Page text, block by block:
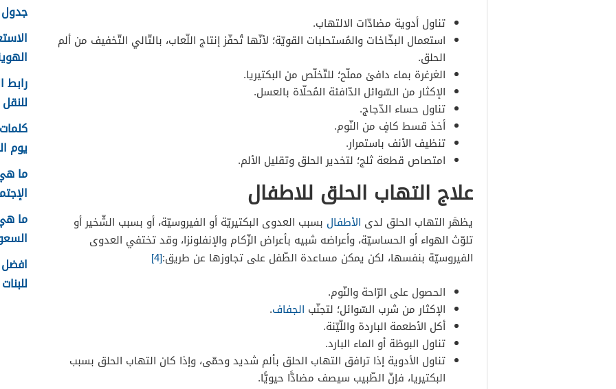
تناول أدوية مضادّات الالتهاب.
استعمال البخّاخات والمُستحلبات القويّة؛ لأنّها تُحفّز إنتاج اللّعاب، بالتّالي التّخفيف من ألم
الحلق.
الغرغرة بماء دافئ مملّح؛ للتّخلّص من البكتيريا.
الإكثار من السّوائل الدّافئة المُحلّاة بالعسل.
تناول حساء الدّجاج.
أخذ قسط كافٍ من النّوم.
تنظيف الأنف باستمرار.
امتصاص قطعة ثلج؛ لتخدير الحلق وتقليل الألم.
علاج التهاب الحلق للاطفال
يظهَر التهاب الحلق لدى الأطفال بسبب العدوى البكتيريّة أو الفيروسيّة، أو بسبب الشّخير أو
تلوّث الهواء أو الحساسيّة، وأعراضه شبيه بأعراض الزّكام والإنفلونزا، وقد تختفي العدوى
الفيروسيّة بنفسها، لكن يمكن مساعدة الطّفل على تجاوزها عن طريق:[4]
الحصول على الرّاحة والنّوم.
الإكثار من شرب السّوائل؛ لتجنّب الجفاف.
أكل الأطعمة الباردة واللّيّنة.
تناول البوظة أو الماء البارد.
تناول الأدوية إذا ترافق التهاب الحلق بألم شديد وحمّى، وإذا كان التهاب الحلق بسبب
البكتيريا، فإنّ الطّبيب سيصف مضادًّا حيويًّا.
جدول
الهوية
رابط
للنقل 1448 في
يوم
ما
ما
للبنات